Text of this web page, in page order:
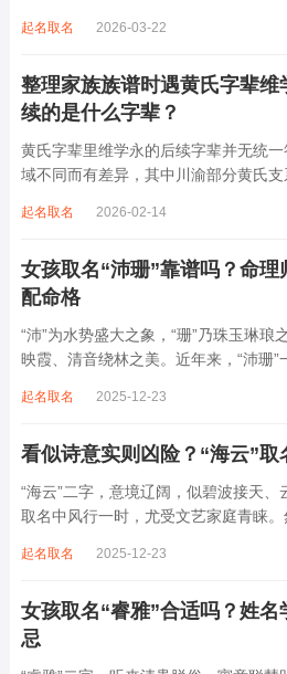
离叫名字时辨识度不高。昌字本义为兴
起名取名 2026-03-22
整理家族族谱时遇黄氏字辈
续的是什么字辈？
黄氏字辈里维学永的后续字辈并无统
域不同而有差异，其中川渝部分黄氏支
某支系的续修字辈，在安岳、岳池一带
起名取名 2026-02-14
女孩取名“沛珊”靠谱吗？命
配命格
“沛”为水势盛大之象，“珊”乃珠玉琳琅
映霞、清音绕林之美。近年来，“沛珊
雅符号，实为命理五行流转之枢纽。一
起名取名 2025-12-23
看似诗意实则凶险？“海云”取
“海云”二字，意境辽阔，似碧波接天
取名中风行一时，尤受文艺家庭青睐。
滔天，木浮无根，阴气过重，易致意志
起名取名 2025-12-23
女孩取名“睿雅”合适吗？姓
忌